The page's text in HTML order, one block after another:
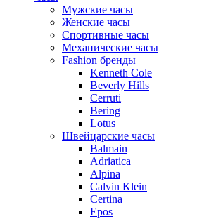
Мужские часы
Женские часы
Спортивные часы
Механические часы
Fashion бренды
Kenneth Cole
Beverly Hills
Cerruti
Bering
Lotus
Швейцарские часы
Balmain
Adriatica
Alpina
Calvin Klein
Certina
Epos